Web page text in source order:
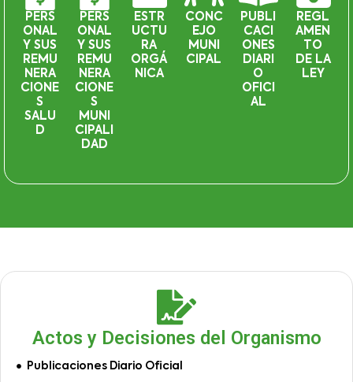
PERS
ONAL
Y SUS
REMU
NERA
CIONE
S
SALU
D
PERS
ONAL
Y SUS
REMU
NERA
CIONE
S
MUNI
CIPALI
DAD
ESTR
UCTU
RA
ORGÁ
NICA
CONC
EJO
MUNI
CIPAL
PUBLI
CACI
ONES
DIARI
O
OFICI
AL
REGL
AMEN
TO
DE LA
LEY
Actos y Decisiones del Organismo
Publicaciones Diario Oficial